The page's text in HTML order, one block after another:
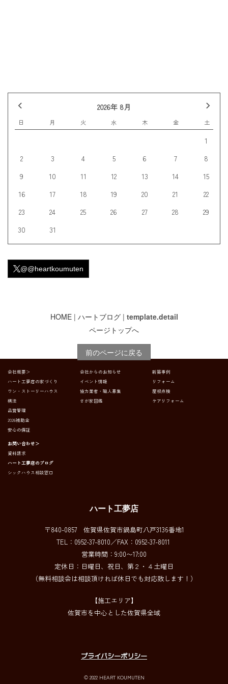
2026年 8月
日 月 火 水 木 金 土
1
2
3 4 5 6 7
8
9
10 11 12 13 14
15
16
17 18 19 20 21
22
23
24 25 26 27 28
29
30
31
@@heartkoumuten
HOME| ハートブログ| template.detail
ページトップへ
前のページに戻る
会社概要＞
ハート工夢店の家づくり
ワン・ストーリーハウス
構法
品質管理
2026補助金
安心の保証
会社からのお知らせ
イベント情報
協力業者・職人募集
さが家図鑑
新築事例
リフォーム
屋根点検
ケアリフォーム
お問い合わせ＞
資料請求
ハート工夢店のブログ
シックハウス相談窓口
ハート工夢店
〒840-0857 佐賀県佐賀市鍋島町八戸3136番地1
TEL：0952-37-8010／FAX：0952-37-8011
営業時間：9:00〜17:00
定休日：日曜日、祝日、第２・４土曜日
（無料相談会は相談頂ければ休日でも対応致します！）
【施工エリア】
佐賀市を中心とした佐賀県全域
プライバシーポリシー
© 2022 HEART KOUMUTEN